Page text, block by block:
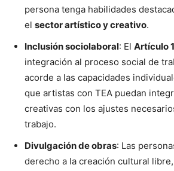
persona tenga habilidades
el sector artístico y creativo.
Inclusión sociolaboral: El Artículo
integración al proceso social de
acorde a las capacidades
que artistas con TEA puedan
creativas con los ajustes
trabajo.
Divulgación de obras: Las
derecho a la creación cultural